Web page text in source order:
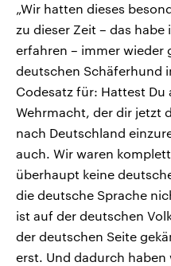
„Wir hatten dieses
zu dieser Zeit – das
erfahren – immer wieder
deutschen Schäferhund
Codesatz für: Hattest Du
Wehrmacht, der dir jetzt
nach Deutschland
auch. Wir waren
überhaupt keine
die deutsche Sprache
ist auf der deutschen
der deutschen Seite
erst. Und dadurch haben